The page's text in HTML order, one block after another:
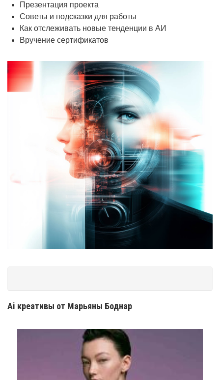
Презентация проекта
Советы и подсказки для работы
Как отслеживать новые тенденции в АИ
Вручение сертификатов
Ai креативы от Марьяны Боднар